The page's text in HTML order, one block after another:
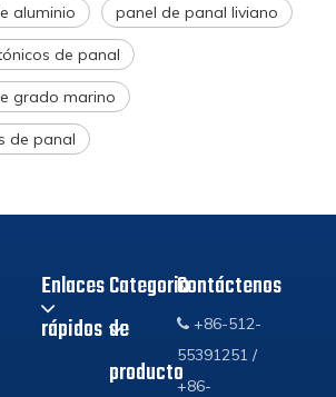
aluminio panel de panal liviano
de panal
grado marino
de panal
Enlaces
rápidos
Categoria
de
producto
Contáctenos
 +86-512-
55391251 /
+86-